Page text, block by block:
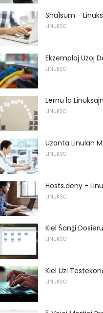
Sha1sum -
LINUKSO
Ekzemploj Uzoj
LINUKSO
Lernu la
LINUKSO
Uzanta Linulan
LINUKSO
Hosts.deny -
LINUKSO
Kiel Ŝanĝi
LINUKSO
Kiel Uzi
LINUKSO